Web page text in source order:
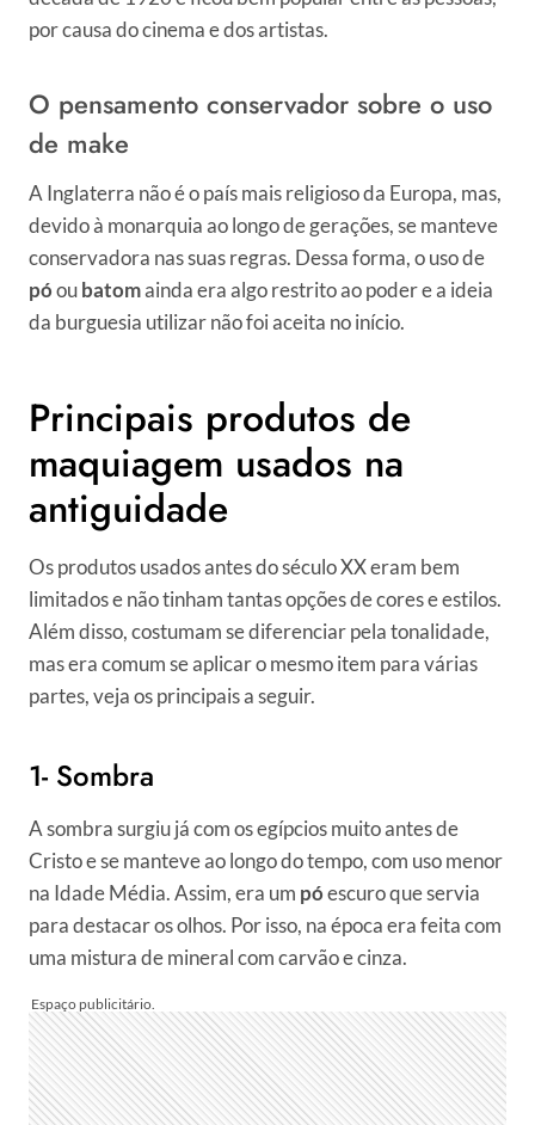
por causa do cinema e dos artistas.
O pensamento conservador sobre o uso
de make
A Inglaterra não é o país mais religioso da Europa, mas,
devido à monarquia ao longo de gerações, se manteve
conservadora nas suas regras. Dessa forma, o uso de
póoubatomainda era algo restrito ao poder e a ideia
da burguesia utilizar não foi aceita no início.
Principais produtos de
maquiagem usados na
antiguidade
Os produtos usados antes do século XX eram bem
limitados e não tinham tantas opções de cores e estilos.
Além disso, costumam se diferenciar pela tonalidade,
mas era comum se aplicar o mesmo item para várias
partes, veja os principais a seguir.
1- Sombra
A sombra surgiu já com os egípcios muito antes de
Cristo e se manteve ao longo do tempo, com uso menor
na Idade Média. Assim, era um póescuro que servia
para destacar os olhos. Por isso, na época era feita com
uma mistura de mineral com carvão e cinza.